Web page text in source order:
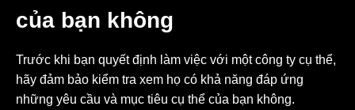
của bạn không
Trước khi bạn quyết định làm việc với một công ty cụ thể,
hãy đảm bảo kiểm tra xem họ có khả năng đáp ứng
những yêu cầu và mục tiêu cụ thể của bạn không.